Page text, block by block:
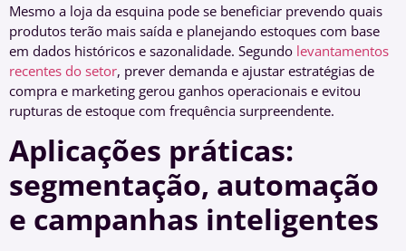
Mesmo a loja da esquina pode se beneficiar prevendo quais
produtos terão mais saída e planejando estoques com base
em dados históricos e sazonalidade. Segundo levantamentos
recentes do setor, prever demanda e ajustar estratégias de
compra e marketing gerou ganhos operacionais e evitou
rupturas de estoque com frequência surpreendente.
Aplicações práticas:
segmentação, automação
e campanhas inteligentes